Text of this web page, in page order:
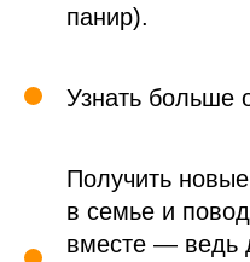
панир).
Узнать больше
Получить
в семье и
вместе — ведь